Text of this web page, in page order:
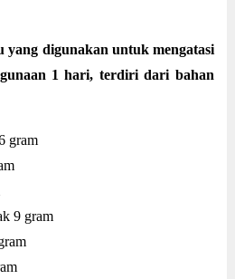
yang digunakan untuk mengatasi
1 hari, terdiri dari bahan
gram
9 gram